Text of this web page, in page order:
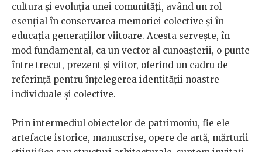
cultura și evoluția unei comunități, având un rol
esențial în conservarea memoriei colective și în
educația generațiilor viitoare. Acesta servește, în
mod fundamental, ca un vector al cunoașterii, o punte
între trecut, prezent și viitor, oferind un cadru de
referință pentru înțelegerea identității noastre
individuale și colective.
Prin intermediul obiectelor de patrimoniu, fie ele
artefacte istorice, manuscrise, opere de artă, mărturii